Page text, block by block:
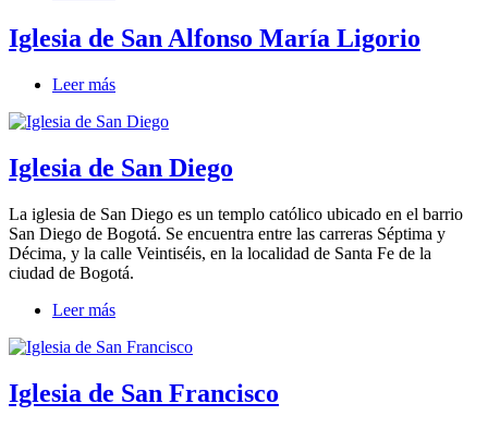
Iglesia de San Alfonso María Ligorio
Leer más
Iglesia de San Diego
La iglesia de San Diego es un templo católico ubicado en el barrio
San Diego de Bogotá. Se encuentra entre las carreras Séptima y
Décima, y la calle Veintiséis, en la localidad de Santa Fe de la
ciudad de Bogotá.
Leer más
Iglesia de San Francisco